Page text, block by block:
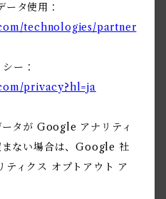
タ使用：
technologies/partner
ー：
privacy?hl=ja
タが Google アナリティ
まない場合は、Google 社
ィクス オプトアウト ア